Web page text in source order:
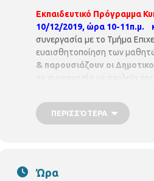
Εκπαιδευτικό
10/12/2019, ώρα 10-11π.μ.
συνεργασία με το Τμήμα
ευαισθητοποίηση των
& παρουσιάζουν οι
σε συνεργασία με σχολεία
ΠΕΡΙΣΣΌΤΕΡΑ
Ώρα